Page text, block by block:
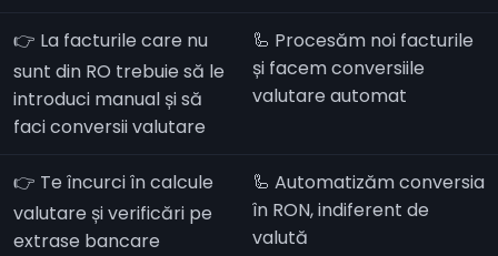
👉 La facturile care nu
sunt din RO trebuie să le
introduci manual și să
faci conversii valutare
🦾 Procesăm noi facturile
și facem conversiile
valutare automat
👉 Te încurci în calcule
valutare și verificări pe
extrase bancare
🦾 Automatizăm conversia
în RON, indiferent de
valută